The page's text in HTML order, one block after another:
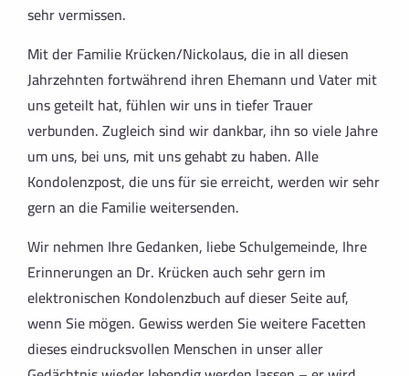
sehr vermissen.
Mit der Familie Krücken/Nickolaus, die in all diesen
Jahrzehnten fortwährend ihren Ehemann und Vater mit
uns geteilt hat, fühlen wir uns in tiefer Trauer
verbunden. Zugleich sind wir dankbar, ihn so viele Jahre
um uns, bei uns, mit uns gehabt zu haben. Alle
Kondolenzpost, die uns für sie erreicht, werden wir sehr
gern an die Familie weitersenden.
Wir nehmen Ihre Gedanken, liebe Schulgemeinde, Ihre
Erinnerungen an Dr. Krücken auch sehr gern im
elektronischen Kondolenzbuch auf dieser Seite auf,
wenn Sie mögen. Gewiss werden Sie weitere Facetten
dieses eindrucksvollen Menschen in unser aller